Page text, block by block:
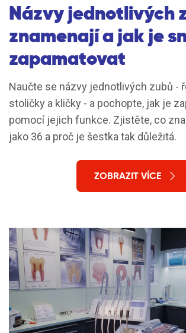
Názvy jednotlivých
znamenají a jak je
zapamatovat
Naučte se názvy jednotlivých zubů -
stoličky a kličky - a pochopte, jak je
pomocí jejich funkce. Zjistěte, co
jako 36 a proč je šestka tak důležitá.
ZOBRAZIT VÍCE